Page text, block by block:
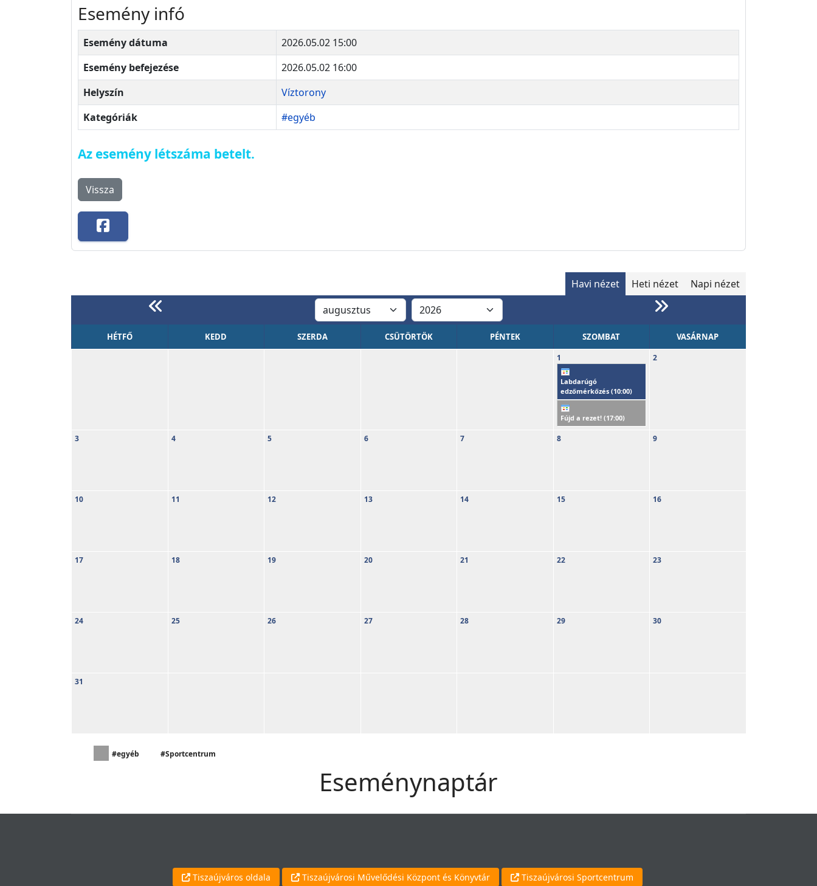
Esemény infó
Esemény dátuma
2026.05.02 15:00
Esemény befejezése
2026.05.02 16:00
Helyszín
Víztorony
Kategóriák
#egyéb
Az esemény létszáma betelt.
Vissza
Havi nézet Heti nézet Napi nézet
HÉTFŐ KEDD SZERDA CSÜTÖRTÖK PÉNTEK SZOMBAT VASÁRNAP
1
Labdarúgó
edzőmérkőzés (10:00)
Fújd a rezet! (17:00)
2
3 4 5 6 7 8 9
10 11 12 13 14 15 16
17 18 19 20 21 22 23
24 25 26 27 28 29 30
31
#egyéb #Sportcentrum
Eseménynaptár
Tiszaújváros oldala Tiszaújvárosi Művelődési Központ és Könyvtár Tiszaújvárosi Sportcentrum